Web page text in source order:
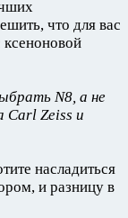
что для вас
ксеноновой
N8, а не
Carl Zeiss и
насладиться
и разницу в